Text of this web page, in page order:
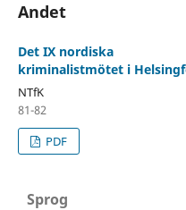
Andet
Det IX nordiska
kriminalistmötet i
NTfK
81-82
PDF
Sprog